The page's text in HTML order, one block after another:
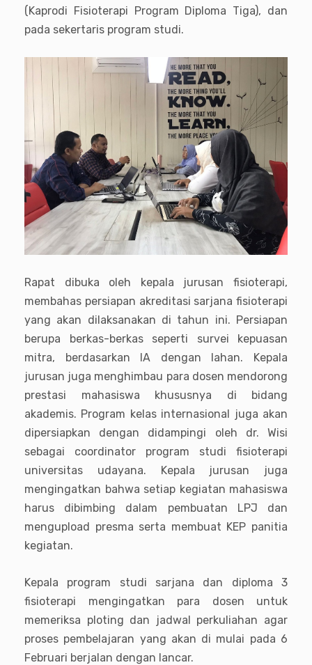
(Kaprodi Fisioterapi Program Diploma Tiga), dan
pada sekertaris program studi.
Rapat dibuka oleh kepala jurusan fisioterapi,
membahas persiapan akreditasi sarjana fisioterapi
yang akan dilaksanakan di tahun ini. Persiapan
berupa berkas-berkas seperti survei kepuasan
mitra, berdasarkan IA dengan lahan. Kepala
jurusan juga menghimbau para dosen mendorong
prestasi mahasiswa khususnya di bidang
akademis. Program kelas internasional juga akan
dipersiapkan dengan didampingi oleh dr. Wisi
sebagai coordinator program studi fisioterapi
universitas udayana. Kepala jurusan juga
mengingatkan bahwa setiap kegiatan mahasiswa
harus dibimbing dalam pembuatan LPJ dan
mengupload presma serta membuat KEP panitia
kegiatan.
Kepala program studi sarjana dan diploma 3
fisioterapi mengingatkan para dosen untuk
memeriksa ploting dan jadwal perkuliahan agar
proses pembelajaran yang akan di mulai pada 6
Februari berjalan dengan lancar.